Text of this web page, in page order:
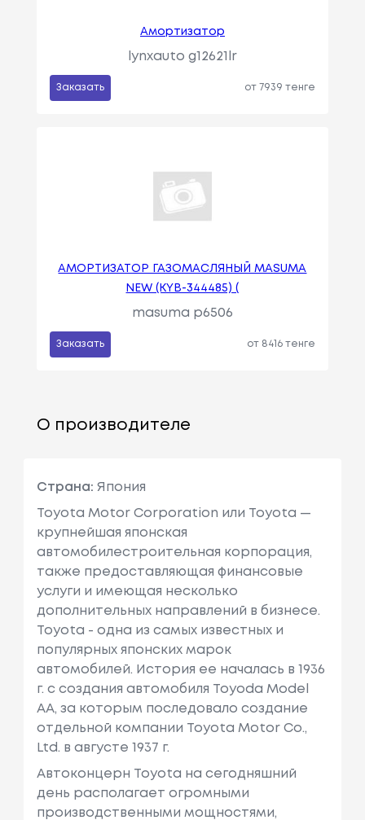
Амортизатор
lynxauto g12621lr
Заказать от 7939 тенге
АМОРТИЗАТОР ГАЗОМАСЛЯНЫЙ MASUMA
NEW (KYB-344485) (
masuma p6506
Заказать от 8416 тенге
О производителе
Страна: Япония
Toyota Motor Corporation или Toyota —
крупнейшая японская
автомобилестроительная корпорация,
также предоставляющая финансовые
услуги и имеющая несколько
дополнительных направлений в бизнесе.
Toyota - одна из самых известных и
популярных японских марок
автомобилей. История ее началась в 1936
г. с создания автомобиля Toyoda Model
AA, за которым последовало создание
отдельной компании Toyota Motor Co.,
Ltd. в августе 1937 г.
Автоконцерн Toyota на сегодняшний
день располагает огромными
производственными мощностями,